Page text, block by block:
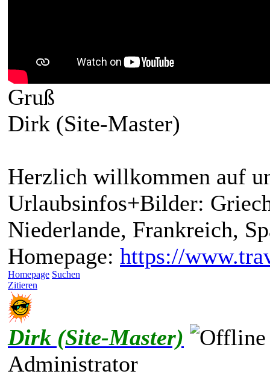
Gruß
Dirk (Site-Master)
Herzlich willkommen auf
Urlaubsinfos+Bilder:
Niederlande, Frankreich,
Homepage: https://
Homepage Suchen
Zitieren
Dirk (Site-Master)
Administrator